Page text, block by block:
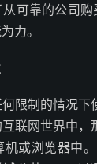
可靠的公司
力。
限制的情况下
联网世界中
机或浏览器中